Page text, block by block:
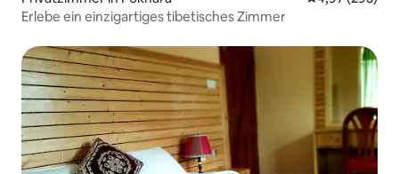
Erlebe ein einzigartiges tibetisches Zimmer